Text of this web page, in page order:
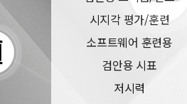
시지각 평가/훈련
소프트웨어 훈련용
검안용 시표
저시력